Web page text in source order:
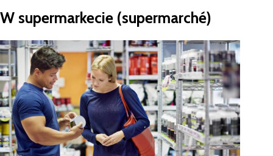
W supermarkecie (supermarché)